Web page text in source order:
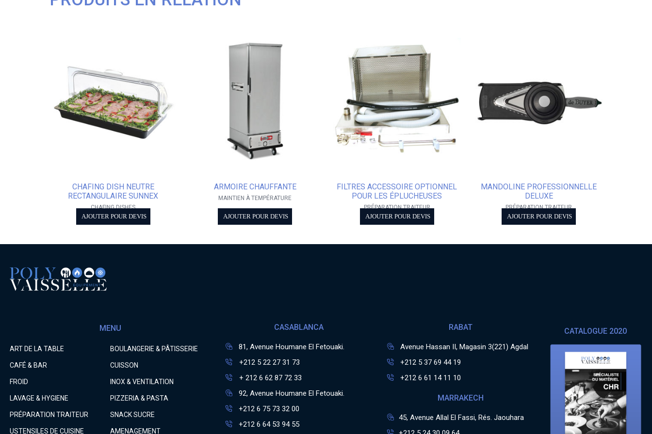
CHAFING DISH NEUTRE
RECTANGULAIRE SUNNEX
CHAFING DISHES
AJOUTER POUR DEVIS
ARMOIRE CHAUFFANTE
MAINTIEN À TEMPÉRATURE
AJOUTER POUR DEVIS
FILTRES ACCESSOIRE OPTIONNEL
POUR LES ÉPLUCHEUSES
PRÉPARATION TRAITEUR
AJOUTER POUR DEVIS
MANDOLINE PROFESSIONNELLE
DELUXE
PRÉPARATION TRAITEUR
AJOUTER POUR DEVIS
MENU
ART DE LA TABLE BOULANGERIE & PÂTISSERIE
CAFÉ & BAR CUISSON
FROID INOX & VENTILATION
LAVAGE & HYGIENE PIZZERIA & PASTA
PRÉPARATION TRAITEUR SNACK SUCRE
USTENSILES DE CUISINE AMENAGEMENT
CASABLANCA
81, Avenue Houmane El Fetouaki.
+212 5 22 27 31 73
+ 212 6 62 87 72 33
92, Avenue Houmane El Fetouaki.
+212 6 75 73 32 00
+212 6 64 53 94 55
RABAT
Avenue Hassan II, Magasin 3(221) Agdal
+212 5 37 69 44 19
+212 6 61 14 11 10
MARRAKECH
45, Avenue Allal El Fassi, Rés. Jaouhara
CATALOGUE 2020